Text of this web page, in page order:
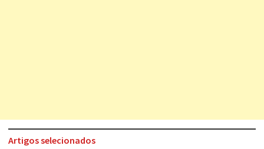
Artigos selecionados